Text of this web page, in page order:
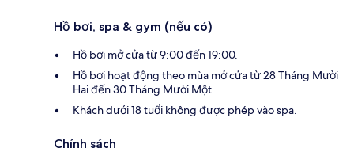
Hồ bơi, spa & gym (nếu có)
Hồ bơi mở cửa từ 9:00 đến 19:00.
Hồ bơi hoạt động theo mùa mở cửa từ 28 Tháng Mười
Hai đến 30 Tháng Mười Một.
Khách dưới 18 tuổi không được phép vào spa.
Chính sách